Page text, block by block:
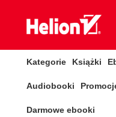
Kategorie Książki
Audiobooki
Darmowe ebooki